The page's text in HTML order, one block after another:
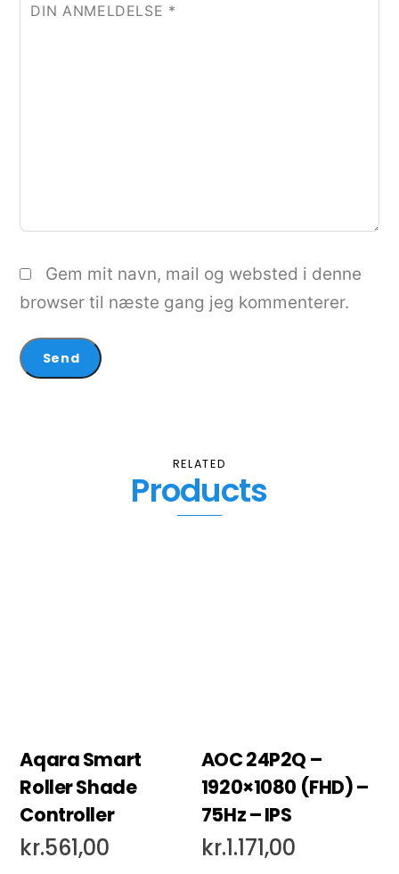
DIN ANMELDELSE *
Gem mit navn, mail og websted i denne
browser til næste gang jeg kommenterer.
RELATED
Products
Aqara Smart
Roller Shade
Controller
kr.561,00
AOC 24P2Q –
1920×1080 (FHD) –
75Hz – IPS
kr.1.171,00